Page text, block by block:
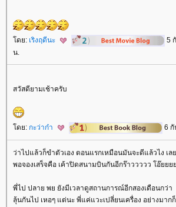
ดย: เริงฤดีนะ
5
น.
สวัสดียามเช้าครับ
ดย: กะว่าก๋า 6 กั
ว่าไปแล้วก็ขำตัวเอง ตอนแรกเหมือนมันจะดีแล้วไง เล
พอจองเสร็จคือ เค้าปิดสนามบินกันอีกร๊าววววว โอ๊
พี่ไป ปลาย พย ยังมีเวลาดูสถานการณ์อีกสองเดือนกว่า
ลุ้นกันไป เหอๆ แต่นะ พี่แค่แวะเปลี่ยนเครื่อง อย่างมาก